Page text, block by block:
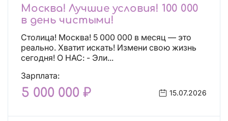
Москва! Лучшие условия! 100 000
в день чистыми!
Столица! Москва! 5 000 000 в месяц — это
реально. Хватит искать! Измени свою жизнь
сегодня! О НАС: - Эли...
Зарплата:
5 000 000 ₽ 15.07.2026